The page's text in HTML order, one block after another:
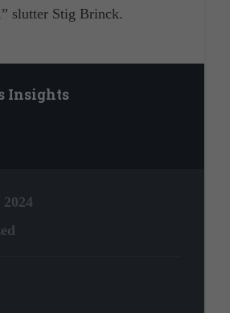
slutter Stig Brinck.
Insights